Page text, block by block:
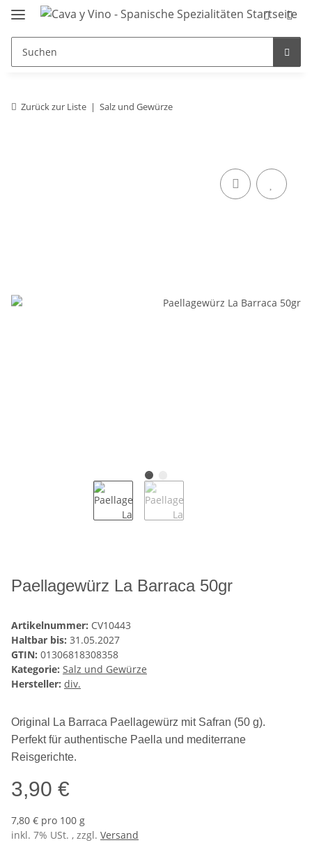
Zurück zur Liste Salz und Gewürze
Paellagewürz La Barraca 50gr
Artikelnummer: CV10443
Haltbar bis: 31.05.2027
GTIN: 01306818308358
Kategorie: Salz und Gewürze
Hersteller: div.
Original La Barraca Paellagewürz mit Safran (50 g).
Perfekt für authentische Paella und mediterrane
Reisgerichte.
3,90 €
7,80 € pro 100 g
inkl. 7% USt. , zzgl. Versand